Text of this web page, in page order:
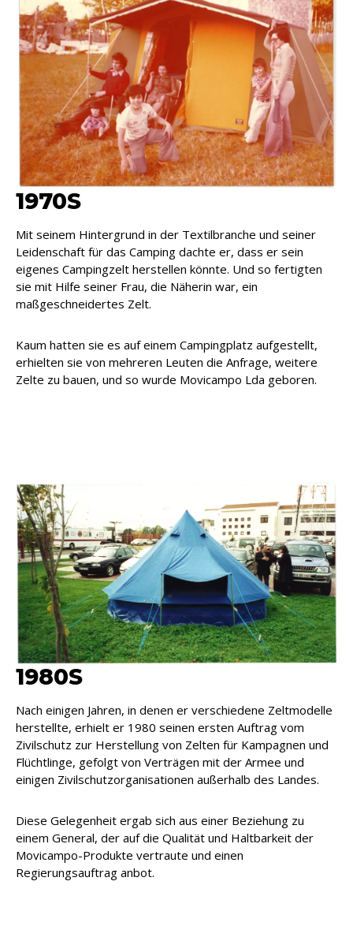
1970S
Mit seinem Hintergrund in der Textilbranche und seiner
Leidenschaft für das Camping dachte er, dass er sein
eigenes Campingzelt herstellen könnte. Und so fertigten
sie mit Hilfe seiner Frau, die Näherin war, ein
maßgeschneidertes Zelt.
Kaum hatten sie es auf einem Campingplatz aufgestellt,
erhielten sie von mehreren Leuten die Anfrage, weitere
Zelte zu bauen, und so wurde Movicampo Lda geboren.
1980S
Nach einigen Jahren, in denen er verschiedene Zeltmodelle
herstellte, erhielt er 1980 seinen ersten Auftrag vom
Zivilschutz zur Herstellung von Zelten für Kampagnen und
Flüchtlinge, gefolgt von Verträgen mit der Armee und
einigen Zivilschutzorganisationen außerhalb des Landes.
Diese Gelegenheit ergab sich aus einer Beziehung zu
einem General, der auf die Qualität und Haltbarkeit der
Movicampo-Produkte vertraute und einen
Regierungsauftrag anbot.